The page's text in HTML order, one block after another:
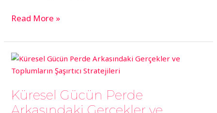
Read More »
Küresel Gücün Perde
Küresel
Gücün
Arkasındaki
Gerçekler